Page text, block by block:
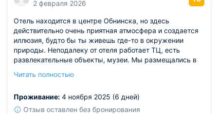
2 февраля 2026
Отель находится в центре Обнинска, но здесь
действительно очень приятная атмосфера и создается
иллюзия, будто бы ты живешь где-то в окружении
природы. Неподалеку от отеля работает ТЦ, есть
развлекательные объекты, музеи. Мы размещались в
площадью. Такой просторный номер и размещение на
света в жилой комнате. А еще хочется похвалить самых
вежливых и приятных сотрудников.
Читать полностью
Проживание: 4 ноября 2025 (6 дней)
Отзыв оставлен без бронирования